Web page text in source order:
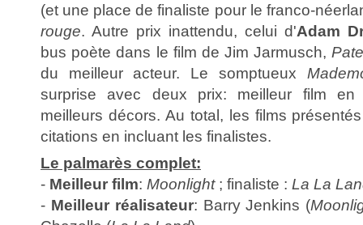
(et une place de finaliste pour le franco-
rouge. Autre prix inattendu, celui d'Adam
bus poète dans le film de Jim Jarmusch,
du meilleur acteur. Le somptueux
surprise avec deux prix: meilleur film en
meilleurs décors. Au total, les films
citations en incluant les finalistes.
Le palmarès complet:
- Meilleur film: Moonlight; finaliste : La La
- Meilleur réalisateur: Barry Jenkins (